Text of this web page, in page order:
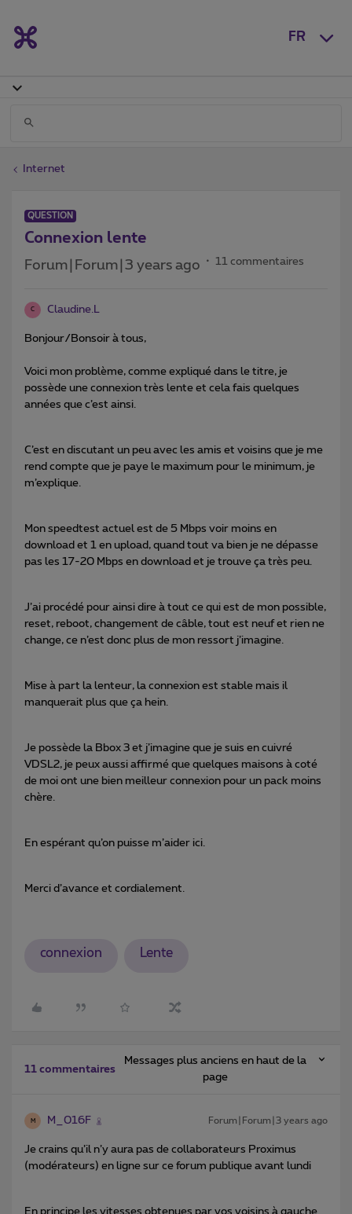
FR
Internet
QUESTION
Connexion lente
Forum|Forum|3 years ago 11 commentaires
C Claudine.L
Bonjour/Bonsoir à tous,
Voici mon problème, comme expliqué dans le titre, je
possède une connexion très lente et cela fais quelques
années que c’est ainsi.
C’est en discutant un peu avec les amis et voisins que je me
rend compte que je paye le maximum pour le minimum, je
m’explique.
Mon speedtest actuel est de 5 Mbps voir moins en
download et 1 en upload, quand tout va bien je ne dépasse
pas les 17-20 Mbps en download et je trouve ça très peu.
J’ai procédé pour ainsi dire à tout ce qui est de mon possible,
reset, reboot, changement de câble, tout est neuf et rien ne
change, ce n’est donc plus de mon ressort j’imagine.
Mise à part la lenteur, la connexion est stable mais il
manquerait plus que ça hein.
Je possède la Bbox 3 et j’imagine que je suis en cuivré
VDSL2, je peux aussi affirmé que quelques maisons à coté
de moi ont une bien meilleur connexion pour un pack moins
chère.
En espérant qu’on puisse m’aider ici.
Merci d’avance et cordialement.
connexion Lente
11 commentaires
Messages plus anciens en haut de la
page
M M_016F Forum|Forum|3 years ago
Je crains qu’il n’y aura pas de collaborateurs Proximus
(modérateurs) en ligne sur ce forum publique avant lundi
En principe les vitesses obtenues par vos voisins à gauche